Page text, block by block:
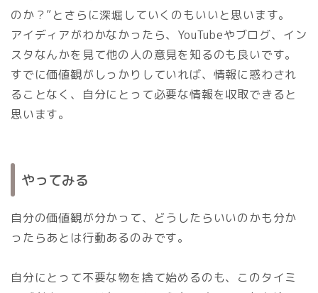
のか？”とさらに深堀していくのもいいと思います。
アイディアがわかなかったら、YouTubeやブログ、イン
スタなんかを見て他の人の意見を知るのも良いです。
すでに価値観がしっかりしていれば、情報に惑わされ
ることなく、自分にとって必要な情報を収取できると
思います。
やってみる
自分の価値観が分かって、どうしたらいいのかも分か
ったらあとは行動あるのみです。
自分にとって不要な物を捨て始めるのも、このタイミ